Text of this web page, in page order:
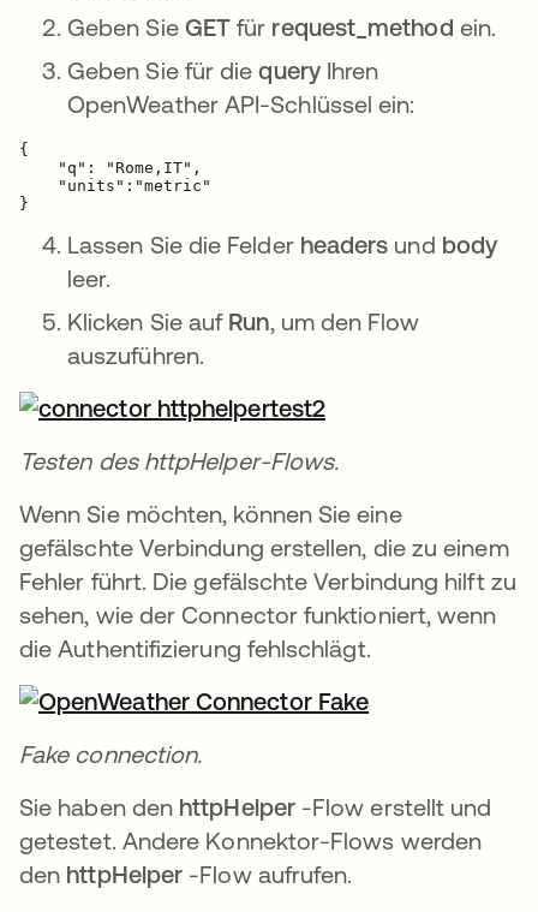
Geben Sie GET für request_method ein.
Geben Sie für diequeryIhren
OpenWeather API-Schlüssel ein:
{
    "q": "Rome,IT",
    "units":"metric"
}
Lassen Sie die Felder headers und body
leer.
Klicken Sie auf Run, um den Flow
auszuführen.
Testen des httpHelper-Flows.
Wenn Sie möchten, können Sie eine
gefälschte Verbindung erstellen, die zu einem
Fehler führt. Die gefälschte Verbindung hilft zu
sehen, wie der Connector funktioniert, wenn
die Authentifizierung fehlschlägt.
Fake connection.
Sie haben den httpHelper-Flow erstellt und
getestet. Andere Konnektor-Flows werden
den httpHelper -Flow aufrufen.